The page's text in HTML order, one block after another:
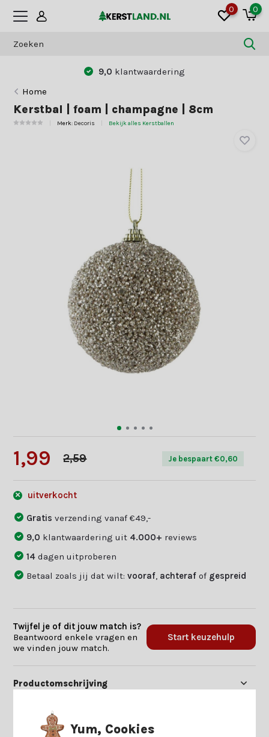
0 0
9,0 klantwaardering
Home
Kerstbal | foam | champagne | 8cm
Merk: Decoris Bekijk alles Kerstballen
1,99 2,59 Je bespaart €0,60
uitverkocht
Gratisverzending vanaf €49,-
9,0 klantwaardering uit 4.000+ reviews
14dagen uitproberen
Betaal zoals jij dat wilt:vooraf achteraf of gespreid
Twijfel je of dit jouw match is?
Beantwoord enkele vragen en
we vinden jouw match.
Start keuzehulp
Productomschrijving
Specificaties
Yum, Cookies